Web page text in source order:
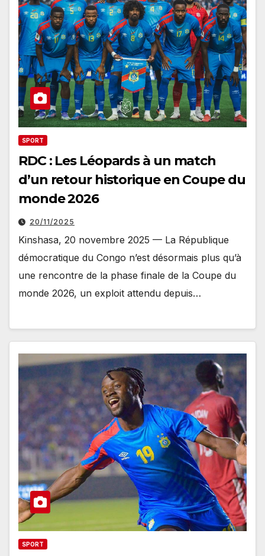
SPORT
RDC : Les Léopards à un match
d’un retour historique en Coupe du
monde 2026
20/11/2025
Kinshasa, 20 novembre 2025 — La République
démocratique du Congo n’est désormais plus qu’à
une rencontre de la phase finale de la Coupe du
monde 2026, un exploit attendu depuis…
SPORT